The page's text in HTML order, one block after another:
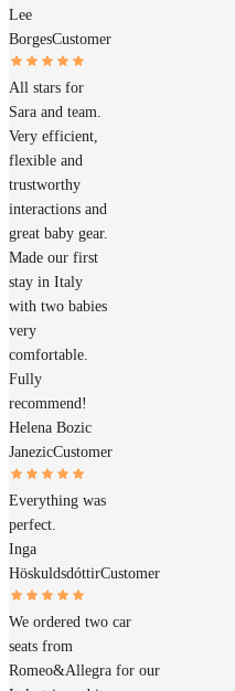
Lee
BorgesCustomer
All stars for
Sara and team.
Very efficient,
flexible and
trustworthy
interactions and
great baby gear.
Made our first
stay in Italy
with two babies
very
comfortable.
Fully
recommend!
Helena Bozic
JanezicCustomer
Everything was
perfect.
Inga
HöskuldsdóttirCustomer
We ordered two car
seats from
Romeo&Allegra for our